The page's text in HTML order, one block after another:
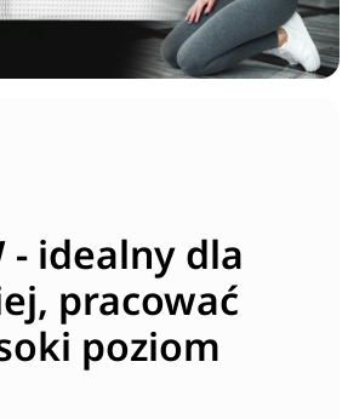
- idealny dla
pracować
poziom